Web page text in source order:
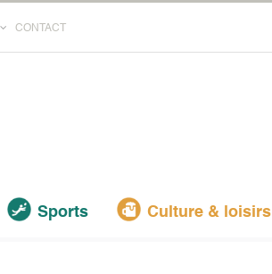
CONTACT
Sports Culture & loisirs